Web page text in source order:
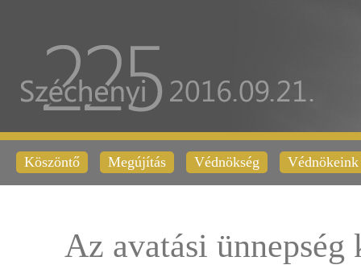
Köszöntő Megújítás Védnökség Védnökeink
Az avatási ünnepség